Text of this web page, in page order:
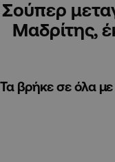
Σούπερ
Μαδρίτης,
Τα βρήκε σε όλα